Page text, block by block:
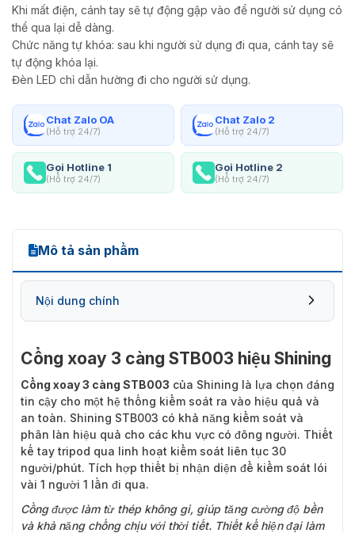
Khi mất điện, cánh tay sẽ tự động gập vào để người sử dụng có
thể qua lại dễ dàng.
Chức năng tự khóa: sau khi người sử dụng đi qua, cánh tay sẽ
tự động khóa lại.
Đèn LED chỉ dẫn hường đi cho người sử dụng.
Chat Zalo OA
(Hỗ trợ 24/7)
Chat Zalo 2
(Hỗ trợ 24/7)
Gọi Hotline 1
(Hỗ trợ 24/7)
Gọi Hotline 2
(Hỗ trợ 24/7)
Mô tả sản phẩm
Nội dung chính
Cổng xoay 3 càng STB003 hiệu Shining
Cổng xoay 3 càng STB003 của Shining là lựa chọn đáng
tin cậy cho một hệ thống kiểm soát ra vào hiệu quả và
an toàn. Shining STB003 có khả năng kiểm soát và
phân làn hiệu quả cho các khu vực có đông người. Thiết
kế tay tripod qua linh hoạt kiểm soát liên tục 30
người/phút. Tích hợp thiết bị nhận diện để kiểm soát lói
vài 1 người 1 lần đi qua.
Cổng được làm từ thép không gỉ, giúp tăng cường độ bền
và khả năng chống chịu với thời tiết. Thiết kế hiện đại làm